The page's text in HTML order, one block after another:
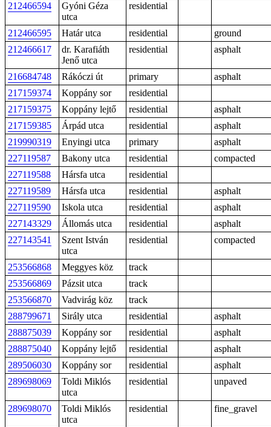
212466594
Gyóni Géza
utca
residential
212466595 Határ utca residential
ground
212466617
dr. Karafiáth
Jenő utca
residential asphalt
216684748 Rákóczi út primary
asphalt
217159374
Koppány sor
residential
217159375
Koppány lejtő residential
asphalt
217159385
Árpád utca residential
asphalt
219990319
Enyingi utca primary
asphalt
227119587
Bakony utca residential
compacted
227119588
Hársfa utca
residential
227119589
Hársfa utca residential
asphalt
227119590
Iskola utca residential
asphalt
227143329
Állomás utca residential
asphalt
227143541
Szent István
utca
residential compacted
253566868 Meggyes köz
track
253566869
Pázsit utca
track
253566870
Vadvirág köz
track
288799671
Sirály utca residential
asphalt
288875039
Koppány sor residential
asphalt
288875040
Koppány lejtő residential
asphalt
289506030
Koppány sor residential
asphalt
289698069
Toldi Miklós
utca
residential unpaved
289698070
Toldi Miklós
utca
residential fine_gravel